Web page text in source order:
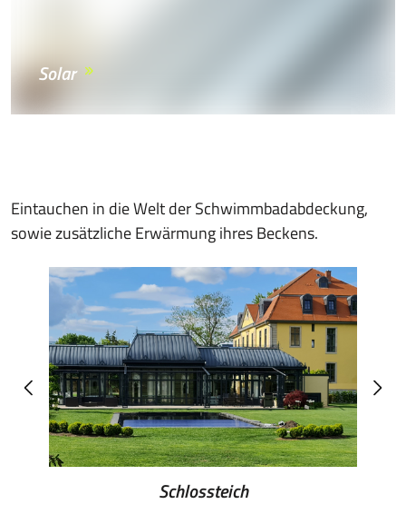
Solar
Eintauchen in die Welt der Schwimmbadabdeckung,
sowie zusätzliche Erwärmung ihres Beckens.
Schlossteich